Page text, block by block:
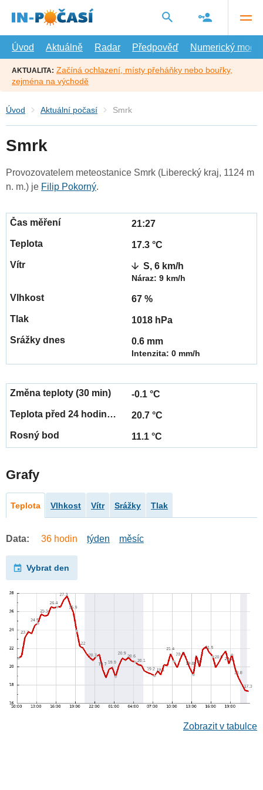
hlavní
Úvod
Aktuálně Radar Předpověď Numerický model
AKTUALITA: Začíná ochlazení, místy přeháňky nebo bouřky,
zejména na východě
Úvod Aktuální počasí Smrk
Smrk
Provozovatelem meteostanice Smrk (Liberecký kraj, 1124 m
n. m.) je Filip Pokorný.
21:27
17.3 °C
S, 6 km/h
Náraz: 9 km/h
67 %
1018 hPa
0.6 mm
Intenzita: 0 mm/h
-0.1 °C
20.7 °C
11.1 °C
Grafy
Teplota Vlhkost Vítr Srážky Tlak
Data: 36 hodin týden měsíc
Vybrat den
Zobrazit v tabulce